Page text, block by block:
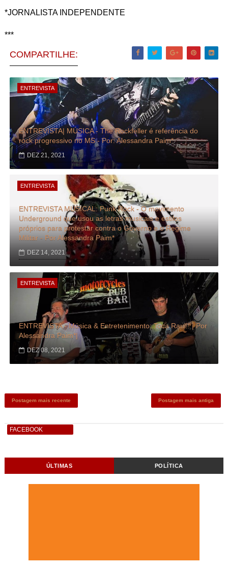
*JORNALISTA INDEPENDENTE
***
COMPARTILHE:
ENTREVISTA
ENTREVISTA| MÚSICA - The Rockfeller é referência do
rock progressivo no MS - Por: Alessandra Paim*
DEZ 21, 2021
ENTREVISTA
ENTREVISTA MUSICAL: Punk Rock - O movimento
Underground que usou as letras musicais e estilos
próprios para protestar contra o Governo e o Regime
Militar - Por Alessandra Paim*
DEZ 14, 2021
ENTREVISTA
ENTREVISTA - Música & Entretenimento: Toca Raul!! | Por
Alessandra Paim*|
DEZ 08, 2021
Postagem mais recente Postagem mais antiga
FACEBOOK
ÚLTIMAS POLÍTICA